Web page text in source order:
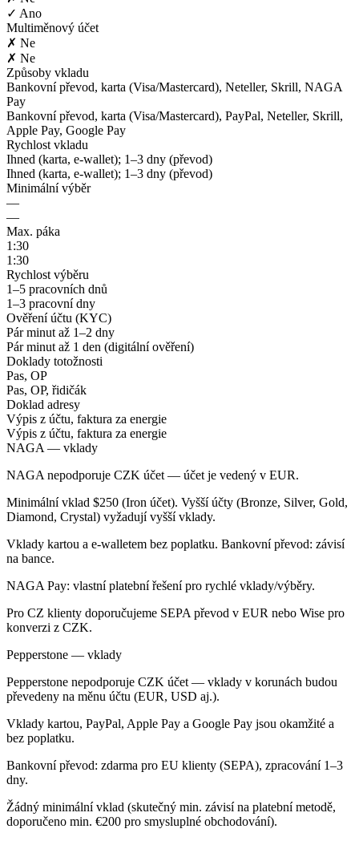
✓ Ano
Multiměnový účet
✗ Ne
✗ Ne
Způsoby vkladu
Bankovní převod, karta (Visa/Mastercard), Neteller, Skrill, NAGA
Pay
Bankovní převod, karta (Visa/Mastercard), PayPal, Neteller, Skrill,
Apple Pay, Google Pay
Rychlost vkladu
Ihned (karta, e-wallet); 1–3 dny (převod)
Ihned (karta, e-wallet); 1–3 dny (převod)
Minimální výběr
—
—
Max. páka
1:30
1:30
Rychlost výběru
1–5 pracovních dnů
1–3 pracovní dny
Ověření účtu (KYC)
Pár minut až 1–2 dny
Pár minut až 1 den (digitální ověření)
Doklady totožnosti
Pas, OP
Pas, OP, řidičák
Doklad adresy
Výpis z účtu, faktura za energie
Výpis z účtu, faktura za energie
NAGA — vklady
NAGA nepodporuje CZK účet — účet je vedený v EUR.
Minimální vklad $250 (Iron účet). Vyšší účty (Bronze, Silver, Gold,
Diamond, Crystal) vyžadují vyšší vklady.
Vklady kartou a e-walletem bez poplatku. Bankovní převod: závisí
na bance.
NAGA Pay: vlastní platební řešení pro rychlé vklady/výběry.
Pro CZ klienty doporučujeme SEPA převod v EUR nebo Wise pro
konverzi z CZK.
Pepperstone — vklady
Pepperstone nepodporuje CZK účet — vklady v korunách budou
převedeny na měnu účtu (EUR, USD aj.).
Vklady kartou, PayPal, Apple Pay a Google Pay jsou okamžité a
bez poplatku.
Bankovní převod: zdarma pro EU klienty (SEPA), zpracování 1–3
dny.
Žádný minimální vklad (skutečný min. závisí na platební metodě,
doporučeno min. €200 pro smysluplné obchodování).